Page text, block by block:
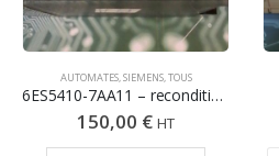
AUTOMATES,SIEMENS,TOUS
6ES5410-7AA11 – reconditionné – testé
150,00 € HT